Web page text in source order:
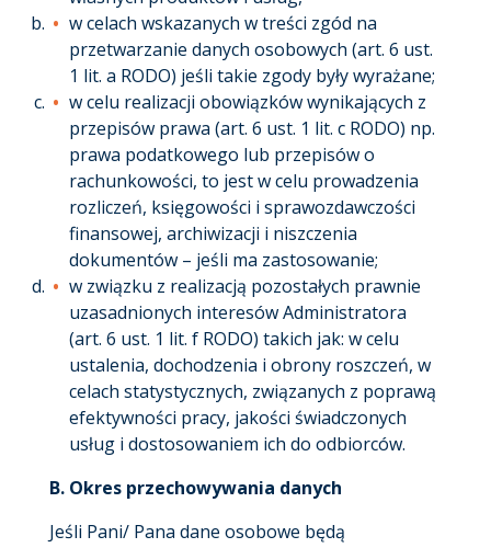
w celach wskazanych w treści zgód na
przetwarzanie danych osobowych (art. 6 ust.
1 lit. a RODO) jeśli takie zgody były wyrażane;
w celu realizacji obowiązków wynikających z
przepisów prawa (art. 6 ust. 1 lit. c RODO) np.
prawa podatkowego lub przepisów o
rachunkowości, to jest w celu prowadzenia
rozliczeń, księgowości i sprawozdawczości
finansowej, archiwizacji i niszczenia
dokumentów – jeśli ma zastosowanie;
w związku z realizacją pozostałych prawnie
uzasadnionych interesów Administratora
(art. 6 ust. 1 lit. f RODO) takich jak: w celu
ustalenia, dochodzenia i obrony roszczeń, w
celach statystycznych, związanych z poprawą
efektywności pracy, jakości świadczonych
usług i dostosowaniem ich do odbiorców.
B. Okres przechowywania danych
Jeśli Pani/ Pana dane osobowe będą